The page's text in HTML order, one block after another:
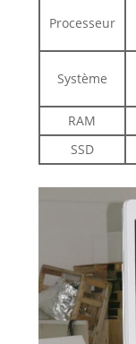
Processeur
Système
RAM
SSD